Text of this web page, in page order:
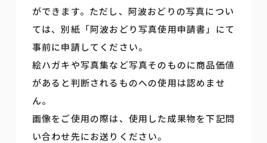
ができます。ただし、阿波おどりの写真につい
ては、別紙「阿波おどり写真使用申請書」にて
事前に申請してください。
絵ハガキや写真集など写真そのものに商品価値
があると判断されるものへの使用は認めませ
ん。
画像をご使用の際は、使用した成果物を下記問
い合わせ先にお送りください。